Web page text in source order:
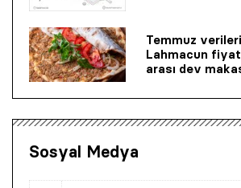
Temmuz verileri
Lahmacun
arası dev
Sosyal Medya